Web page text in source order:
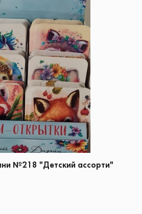
№218 "Детский ассорти"